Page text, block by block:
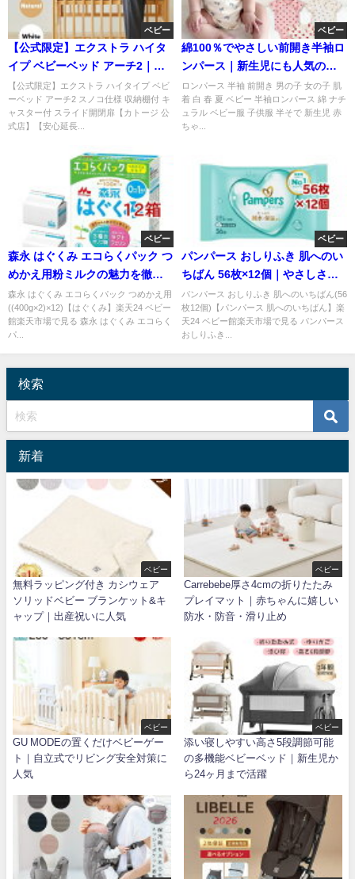
ベビー
【公式限定】エクストラ ハイタ
イプ ベビーベッド アーチ2｜産
後にうれしい高機能モデル
【公式限定】エクストラ ハイタイプ ベビ
ーベッド アーチ2 スノコ仕様 収納棚付 キ
ャスター付 スライド開閉扉【カトージ 公
式店】【安心延長...
ベビー
綿100％でやさしい前開き半袖ロ
ンパース｜新生児にも人気の男
女兼用ベビー肌着
ロンパース 半袖 前開き 男の子 女の子 肌
着 白 春 夏 ベビー 半袖ロンパース 綿 ナチ
ュラル ベビー服 子供服 半そで 新生児 赤
ちゃ...
ベビー
森永 はぐくみ エコらくパック つ
めかえ用粉ミルクの魅力を徹底
解説
森永 はぐくみ エコらくパック つめかえ用
((400g×2)×12)【はぐくみ】楽天24 ベビー
館楽天市場で見る 森永 はぐくみ エコらく
パ...
ベビー
パンパース おしりふき 肌へのい
ちばん 56枚×12個｜やさしさ重
視で選ばれる理由
パンパース おしりふき 肌へのいちばん(56
枚12個)【パンパース 肌へのいちばん】楽
天24 ベビー館楽天市場で見る パンパース
おしりふき...
検索
新着
ベビー
無料ラッピング付き カシウェア
ソリッドベビー ブランケット&キ
ャップ｜出産祝いに人気
ベビー
Carrebebe厚さ4cmの折りたたみ
プレイマット｜赤ちゃんに嬉しい
防水・防音・滑り止め
ベビー
GU MODEの置くだけベビーゲー
ト｜自立式でリビング安全対策に
人気
ベビー
添い寝しやすい高さ5段調節可能
の多機能ベビーベッド｜新生児か
ら24ヶ月まで活躍